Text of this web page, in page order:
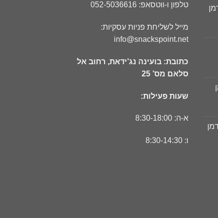
טלפון ו-ווטסאפ: 052-5036616
מייל לשליחת פניות עסקיות:
info@snackspoint.net
כתובת: בועינה נג’ידאת, רחוב אל
סלאם מס’ 25
שעות פעילות:
א-ה: 8:30-18:00
ו: 8:30-14:30